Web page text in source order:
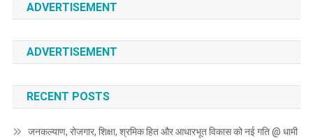
ADVERTISEMENT
ADVERTISEMENT
RECENT POSTS
जनकल्याण, रोजगार, शिक्षा, श्रमिक हित और आधारभूत विकास को नई गति @ धामी